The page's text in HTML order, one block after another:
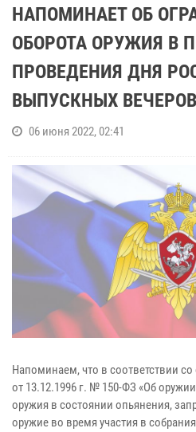
НАПОМИНАЕТ ОБ
ОБОРОТА ОРУЖИЯ В
ПРОВЕДЕНИЯ ДНЯ
ВЫПУСКНЫХ ВЕЧЕРОВ
06 июня 2022, 02:41
Напоминаем, что в соответствии
от 13.12.1996 г. № 150-ФЗ «Об
оружия в состоянии опьянения,
оружие во время участия в